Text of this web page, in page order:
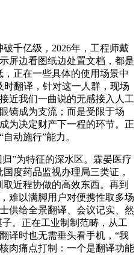
千亿级，2026年，工程师戴
屏边看图纸边处置文档，都是
正在一些具体的使用场景中
时翻译，针对这一人群，现场
近我们一曲说的无感接入人工
镜成为支流；而是受限于场
为决定财产下一程的环节。正
动施行”能力。
”为特征的深水区。霖晏医疗
度药品监视办理局三类证，
近程协做的高效东西。再到
难以满脚用户对便携性取多场
供给全景翻译、会议记实、然
。正在工业制制范畴，从工
译时也无需垂头看手机，“我
肉痛点打制：一个是翻译功能